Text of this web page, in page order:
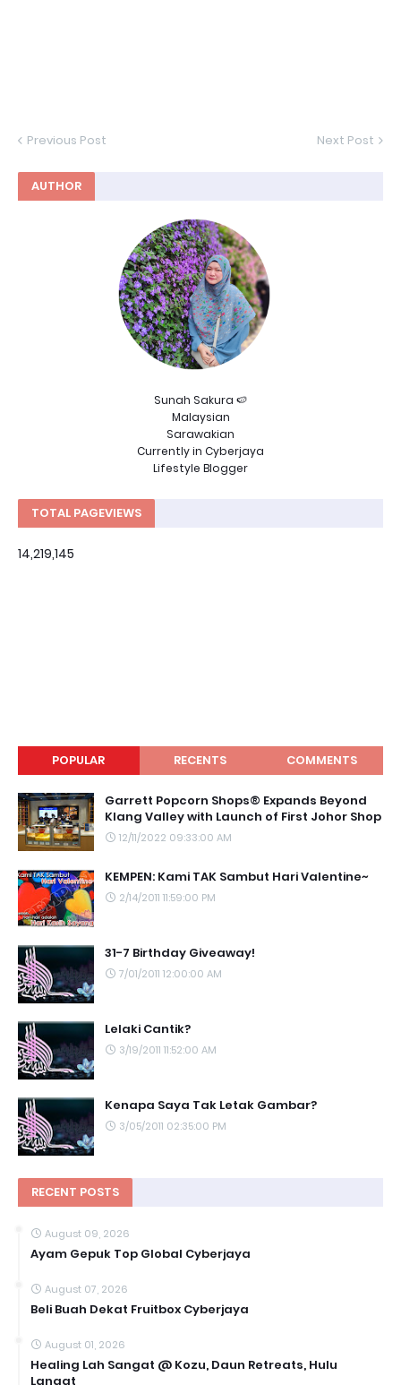
Previous Post Next Post
AUTHOR
Sunah Sakura 🍉
Malaysian
Sarawakian
Currently in Cyberjaya
Lifestyle Blogger
TOTAL PAGEVIEWS
14,219,145
POPULAR RECENTS COMMENTS
Garrett Popcorn Shops® Expands Beyond
Klang Valley with Launch of First Johor Shop
12/11/2022 09:33:00 AM
KEMPEN: Kami TAK Sambut Hari Valentine~
2/14/2011 11:59:00 PM
31-7 Birthday Giveaway!
7/01/2011 12:00:00 AM
Lelaki Cantik?
3/19/2011 11:52:00 AM
Kenapa Saya Tak Letak Gambar?
3/05/2011 02:35:00 PM
RECENT POSTS
August 09, 2026
Ayam Gepuk Top Global Cyberjaya
August 07, 2026
Beli Buah Dekat Fruitbox Cyberjaya
August 01, 2026
Healing Lah Sangat @ Kozu, Daun Retreats, Hulu
Langat